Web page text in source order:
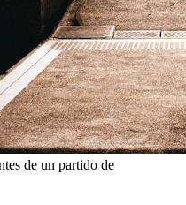
de un partido de